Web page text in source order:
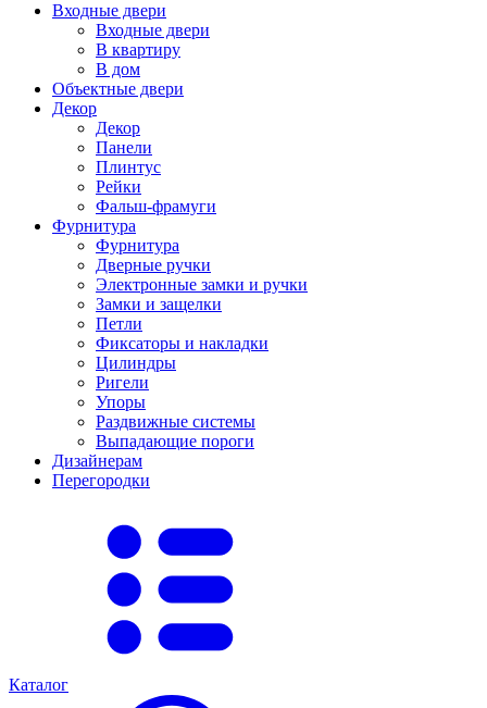
Входные двери
Входные двери
В квартиру
В дом
Объектные двери
Декор
Декор
Панели
Плинтус
Рейки
Фальш-фрамуги
Фурнитура
Фурнитура
Дверные ручки
Электронные замки и ручки
Замки и защелки
Петли
Фиксаторы и накладки
Цилиндры
Ригели
Упоры
Раздвижные системы
Выпадающие пороги
Дизайнерам
Перегородки
Каталог